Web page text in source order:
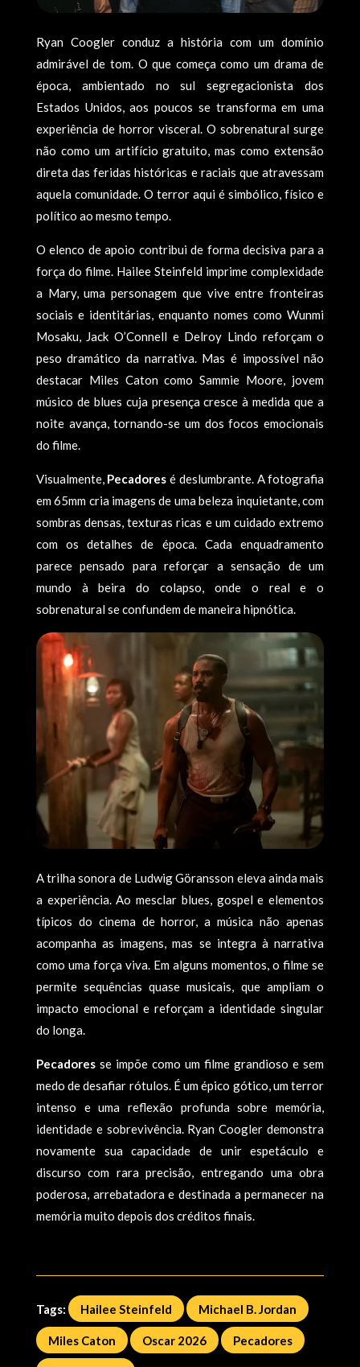
Ryan Coogler conduz a história com um domínio
admirável de tom. O que começa como um drama de
época, ambientado no sul segregacionista dos
Estados Unidos, aos poucos se transforma em uma
experiência de horror visceral. O sobrenatural surge
não como um artifício gratuito, mas como extensão
direta das feridas históricas e raciais que atravessam
aquela comunidade. O terror aqui é simbólico, físico e
político ao mesmo tempo.
O elenco de apoio contribui de forma decisiva para a
força do filme. Hailee Steinfeld imprime complexidade
a Mary, uma personagem que vive entre fronteiras
sociais e identitárias, enquanto nomes como Wunmi
Mosaku, Jack O’Connell e Delroy Lindo reforçam o
peso dramático da narrativa. Mas é impossível não
destacar Miles Caton como Sammie Moore, jovem
músico de blues cuja presença cresce à medida que a
noite avança, tornando-se um dos focos emocionais
do filme.
Visualmente, Pecadores é deslumbrante. A fotografia
em 65mm cria imagens de uma beleza inquietante, com
sombras densas, texturas ricas e um cuidado extremo
com os detalhes de época. Cada enquadramento
parece pensado para reforçar a sensação de um
mundo à beira do colapso, onde o real e o
sobrenatural se confundem de maneira hipnótica.
A trilha sonora de Ludwig Göransson eleva ainda mais
a experiência. Ao mesclar blues, gospel e elementos
típicos do cinema de horror, a música não apenas
acompanha as imagens, mas se integra à narrativa
como uma força viva. Em alguns momentos, o filme se
permite sequências quase musicais, que ampliam o
impacto emocional e reforçam a identidade singular
do longa.
Pecadoresse impõe como um filme grandioso e sem
medo de desafiar rótulos. É um épico gótico, um terror
intenso e uma reflexão profunda sobre memória,
identidade e sobrevivência. Ryan Coogler demonstra
novamente sua capacidade de unir espetáculo e
discurso com rara precisão, entregando uma obra
poderosa, arrebatadora e destinada a permanecer na
memória muito depois dos créditos finais.
Tags: Hailee Steinfeld Michael B. Jordan
Miles Caton Oscar 2026 Pecadores